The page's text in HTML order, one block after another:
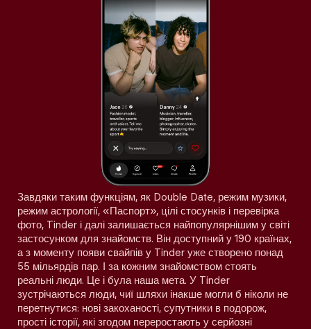
Завдяки таким функціям, як Double Date, режим музики,
режим астрології, «Паспорт», цілі стосунків і перевірка
фото, Tinder і далі залишається найпопулярнішим у світі
застосунком для знайомств. Він доступний у 190 країнах,
а з моменту появи свайпів у Tinder уже створено понад
55 мільярдів пар. І за кожним знайомством стоять
реальні люди. Це і була наша мета. У Tinder
зустрічаються люди, чиї шляхи інакше могли б ніколи не
перетнутися: нові закоханості, супутники в подорож,
прості історії, які згодом переростають у серйозні